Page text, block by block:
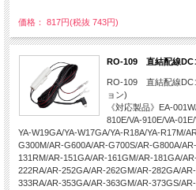
価格： 817円(税抜 743円)
RO-109 直結配線DC
RO-109 直結配線DC
ョン)
《対応製品》EA-
810E/VA-910E/VA-
YA-W19GA/YA-W17GA/YA-R18A/YA-R17M/
G300M/AR-G600A/AR-G700S/AR-G800A/
131RM/AR-151GA/AR-161GM/AR-181GA/
222RA/AR-252GA/AR-262GM/AR-282GA/
333RA/AR-353GA/AR-363GM/AR-373GS/